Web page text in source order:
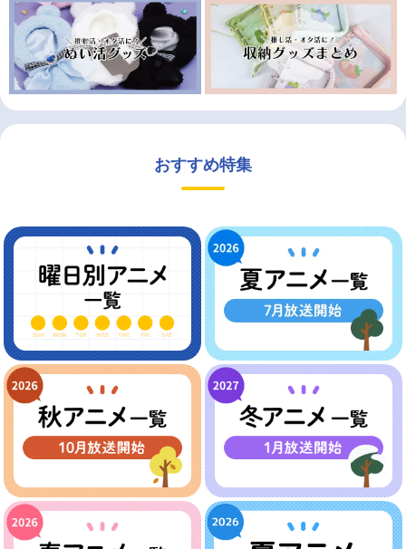
おすすめ特集